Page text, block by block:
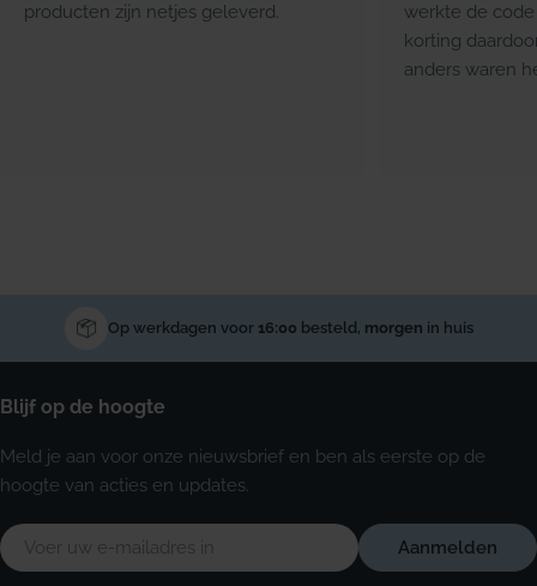
producten zijn netjes geleverd.
werkte de code
korting
anders waren
Op werkdagen voor 16:00 besteld, morgen in huis
Blijf op de hoogte
Meld je aan voor onze nieuwsbrief en ben als eerste op de
hoogte van acties en updates.
E-
mail
Aanmelden